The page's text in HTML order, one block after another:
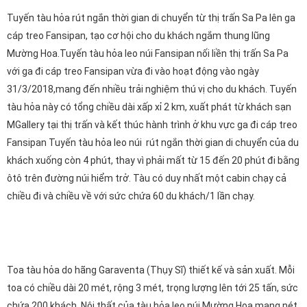
Tuyến tàu hỏa rút ngắn thời gian di chuyển từ thị trấn Sa Pa lên ga
cáp treo Fansipan, tạo cơ hội cho du khách ngắm thung lũng
Mường Hoa.Tuyến tàu hỏa leo núi Fansipan nối liền thị trấn Sa Pa
với ga đi cáp treo Fansipan vừa đi vào hoạt động vào ngày
31/3/2018,mang đến nhiều trải nghiệm thú vị cho du khách. Tuyến
tàu hỏa này có tổng chiều dài xấp xỉ 2 km, xuất phát từ khách sạn
MGallery tại thị trấn và kết thúc hành trình ở khu vực ga đi cáp treo
Fansipan Tuyến tàu hỏa leo núi rút ngắn thời gian di chuyển của du
khách xuống còn 4 phút, thay vì phải mất từ 15 đến 20 phút đi bằng
ôtô trên đường núi hiểm trở. Tàu có duy nhất một cabin chạy cả
chiều đi và chiều về với sức chứa 60 du khách/1 lần chạy.
Toa tàu hỏa do hãng Garaventa (Thụy Sĩ) thiết kế và sản xuất. Mỗi
toa có chiều dài 20 mét, rộng 3 mét, trọng lượng lên tới 25 tấn, sức